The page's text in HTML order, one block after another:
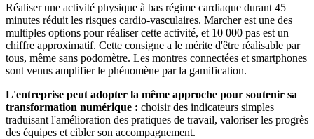
Réaliser une activité physique à bas régime cardiaque durant 45
minutes réduit les risques cardio-vasculaires. Marcher est une des
multiples options pour réaliser cette activité, et 10 000 pas est un
chiffre approximatif. Cette consigne a le mérite d'être réalisable par
tous, même sans podomètre. Les montres connectées et smartphones
sont venus amplifier le phénomène par la gamification.
L'entreprise peut adopter la même approche pour soutenir sa
transformation numérique : choisir des indicateurs simples
traduisant l'amélioration des pratiques de travail, valoriser les progrès
des équipes et cibler son accompagnement.